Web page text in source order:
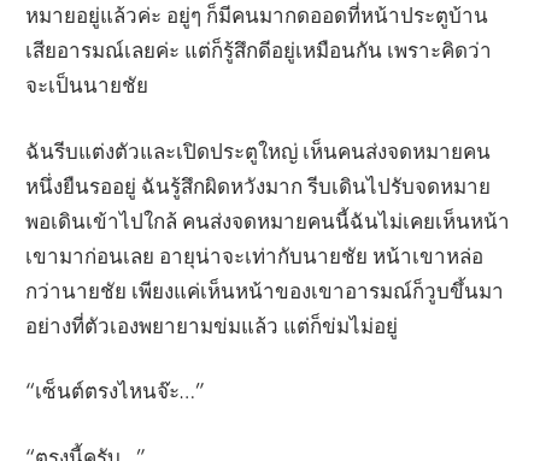
หมายอยู่แล้วค่ะ อยู่ๆ ก็มีคนมากดออดที่หน้าประตูบ้าน
เสียอารมณ์เลยค่ะ แต่ก็รู้สึกดีอยู่เหมือนกัน เพราะคิดว่า
จะเป็นนายชัย
ฉันรีบแต่งตัวและเปิดประตูใหญ่ เห็นคนส่งจดหมายคน
หนึ่งยืนรออยู่ ฉันรู้สึกผิดหวังมาก รีบเดินไปรับจดหมาย
พอเดินเข้าไปใกล้ คนส่งจดหมายคนนี้ฉันไม่เคยเห็นหน้า
เขามาก่อนเลย อายุน่าจะเท่ากับนายชัย หน้าเขาหล่อ
กว่านายชัย เพียงแค่เห็นหน้าของเขาอารมณ์ก็วูบขึ้นมา
อย่างที่ตัวเองพยายามข่มแล้ว แต่ก็ข่มไม่อยู่
“เซ็นต์ตรงไหนจ๊ะ…”